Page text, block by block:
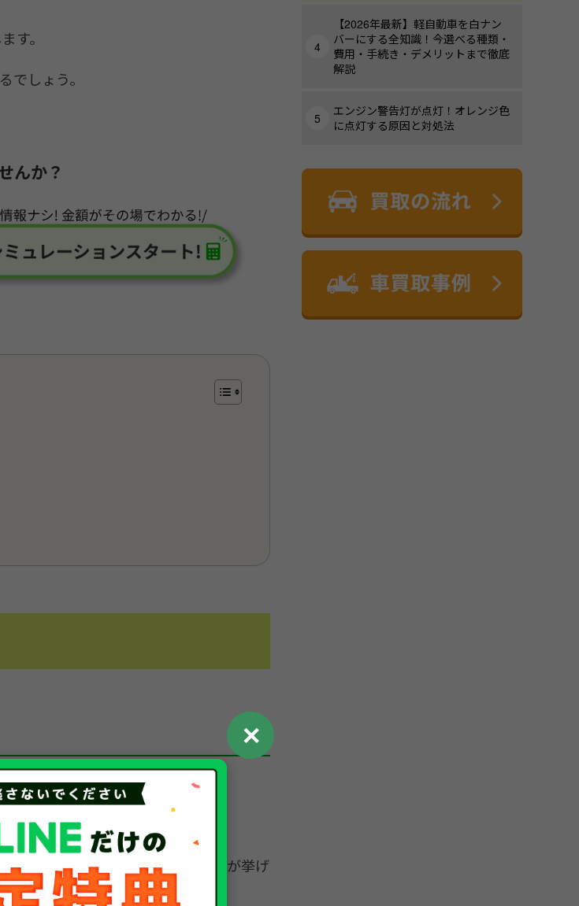
す。
でしょう。
んか？
復不可能な状態になった場合などが挙げ
【2026年最新】軽自動車を白ナン
バーにする全知識！今選べる種類・
費用・手続き・デメリットまで徹底
解説
エンジン警告灯が点灯！オレンジ色
に点灯する原因と対処法
✕